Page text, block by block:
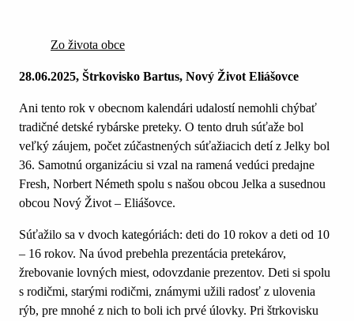
Zo života obce
28.06.2025, Štrkovisko Bartus, Nový Život Eliášovce
Ani tento rok v obecnom kalendári udalostí nemohli chýbať
tradičné detské rybárske preteky. O tento druh súťaže bol
veľký záujem, počet zúčastnených súťažiacich detí z Jelky bol
36. Samotnú organizáciu si vzal na ramená vedúci predajne
Fresh, Norbert Németh spolu s našou obcou Jelka a susednou
obcou Nový Život – Eliášovce.
Súťažilo sa v dvoch kategóriách: deti do 10 rokov a deti od 10
– 16 rokov. Na úvod prebehla prezentácia pretekárov,
žrebovanie lovných miest, odovzdanie prezentov. Deti si spolu
s rodičmi, starými rodičmi, známymi užili radosť z ulovenia
rýb, pre mnohé z nich to boli ich prvé úlovky. Pri štrkovisku